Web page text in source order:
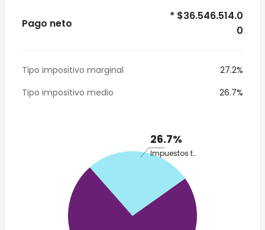
Pago neto
* $36.546.514.0
0
Tipo impositivo marginal
27.2%
Tipo impositivo medio
26.7%
26.7%
Impuestos totales